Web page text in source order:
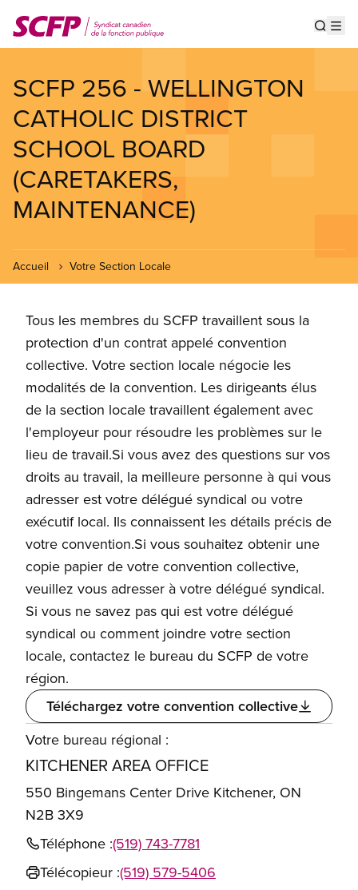
au
contenu
SCFP 256 - WELLINGTON
CATHOLIC DISTRICT
SCHOOL BOARD
(CARETAKERS,
MAINTENANCE)
Accueil Votre Section Locale
Tous les membres du SCFP travaillent sous la
protection d'un contrat appelé convention
collective. Votre section locale négocie les
modalités de la convention. Les dirigeants élus
de la section locale travaillent également avec
l'employeur pour résoudre les problèmes sur le
lieu de travail.Si vous avez des questions sur vos
droits au travail, la meilleure personne à qui vous
adresser est votre délégué syndical ou votre
exécutif local. Ils connaissent les détails précis de
votre convention.Si vous souhaitez obtenir une
copie papier de votre convention collective,
veuillez vous adresser à votre délégué syndical.
Si vous ne savez pas qui est votre délégué
syndical ou comment joindre votre section
locale, contactez le bureau du SCFP de votre
région.
Téléchargez votre convention collective
Votre bureau régional :
KITCHENER AREA OFFICE
550 Bingemans Center Drive Kitchener, ON
N2B 3X9
Téléphone :(519) 743-7781
Télécopieur :(519) 579-5406